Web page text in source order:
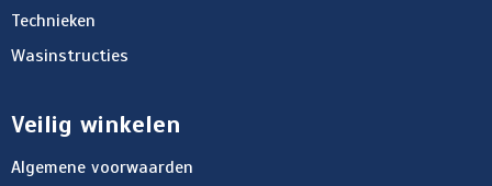
Technieken
Wasinstructies
Veilig winkelen
Algemene voorwaarden